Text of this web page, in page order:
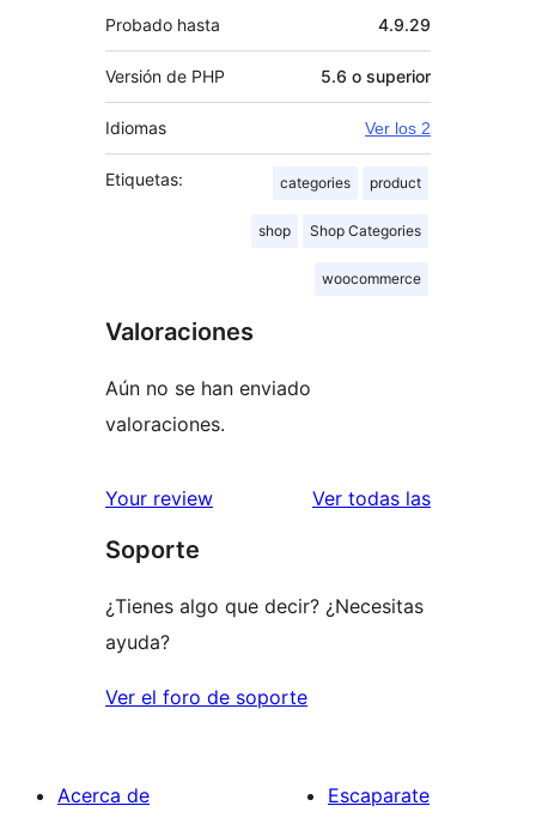
Probado hasta 4.9.29
Versión de PHP 5.6 o superior
Idiomas Ver los 2
Etiquetas: categories product
shop Shop Categories
woocommerce
Valoraciones
Aún no se han enviado
valoraciones.
Your review Ver todas las
Soporte
¿Tienes algo que decir? ¿Necesitas
ayuda?
Ver el foro de soporte
Acerca de
Escaparate